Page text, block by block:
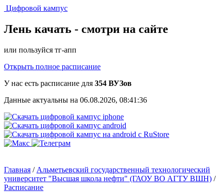
Цифровой кампус
Лень качать - смотри на сайте
или пользуйся тг-апп
Открыть полное расписание
У нас есть расписание для 354 ВУЗов
Данные актуальны на 06.08.2026, 08:41:36
Главная / Альметьевский государственный технологический
университет "Высшая школа нефти" (ГАОУ ВО АГТУ ВШН) /
Расписание